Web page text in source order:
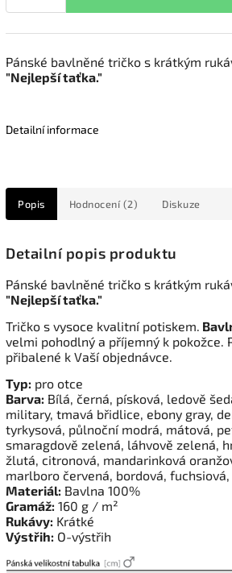
Pánské bavlněné tričko s krátkým
"Nejlepší taťka."
Detailní informace
Popis Hodnocení (2) Diskuze
Detailní popis produktu
Pánské bavlněné tričko s krátkým
"Nejlepší taťka."
Tričko s vysoce kvalitní potiskem.
velmi pohodlný a příjemný k pokožce.
přibalené k Vaší objednávce.
Typ: pro otce
Barva: Bílá, černá, písková, ledově
military, tmavá břidlice, ebony gray,
tyrkysová, půlnoční modrá, mátová,
smaragdově zelená, láhvově zelená,
žlutá, citronová, mandarinková
marlboro červená, bordová,
Materiál: Bavlna 100%
Gramáž: 160 g / m²
Rukávy: Krátké
Výstřih: O-výstřih